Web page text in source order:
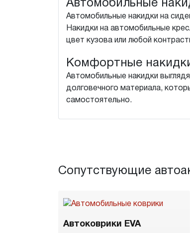
Автомобильные
Автомобильные накидки на
Накидки на автомобильные
цвет кузова или любой
Комфортные
Автомобильные накидки
долговечного материала,
самостоятельно.
Сопутствующие
Автоковрики EVA